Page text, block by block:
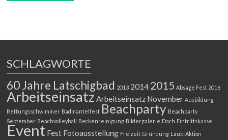
SCHLAGWORTE
60 Jahre Latschigbad 2013 2014 2015 Absage Fest 2016
ArbeitseinsatzArbeitseinsatz November Ausbildung
Rettungsschwimmer Badmantelfest Beachparty Beachparty
September Beachvolleyball Beckenreinigung Bildergalerie Dach Eintrittskasse
Event Fest Fotoausstellung Freizeit Gründung Laub-Aktion